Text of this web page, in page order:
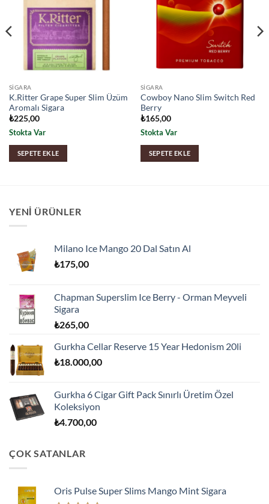
SIGARA
K.Ritter Grape Super Slim Üzüm
Aromalı Sigara
₺225,00
Stokta Var
SEPETE EKLE
SIGARA
Cowboy Nano Slim Switch Red
Berry
₺165,00
Stokta Var
SEPETE EKLE
YENI ÜRÜNLER
Milano Ice Mango 20 Dal Satın Al
₺175,00
Chapman Superslim Ice Berry - Orman Meyveli
Sigara
₺265,00
Gurkha Cellar Reserve 15 Year Hedonism 20li
₺18.000,00
Gurkha 6 Cigar Gift Pack Sınırlı Üretim Özel
Koleksiyon
₺4.700,00
ÇOK SATANLAR
Oris Pulse Super Slims Mango Mint Sigara